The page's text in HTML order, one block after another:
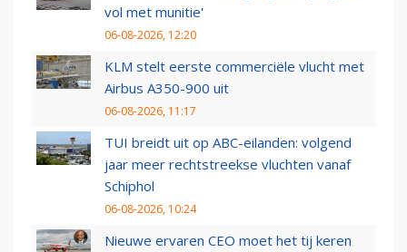
vol met munitie'
06-08-2026, 12:20
KLM stelt eerste commerciële vlucht met
Airbus A350-900 uit
06-08-2026, 11:17
TUI breidt uit op ABC-eilanden: volgend
jaar meer rechtstreekse vluchten vanaf
Schiphol
06-08-2026, 10:24
Nieuwe ervaren CEO moet het tij keren